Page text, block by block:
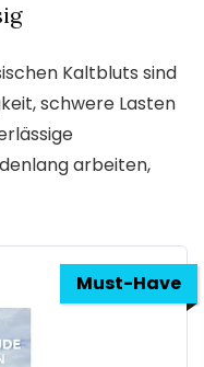
Kaltbluts sind
schwere Lasten
arbeiten,
Must-Have